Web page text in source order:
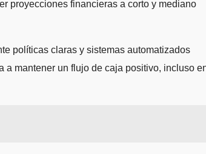
proyecciones financieras a corto y mediano
políticas claras y sistemas automatizados
a mantener un flujo de caja positivo, incluso